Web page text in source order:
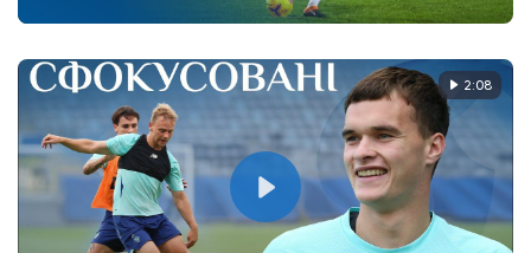
2:08